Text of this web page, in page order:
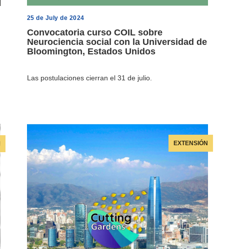
25 de July de 2024
Convocatoria curso COIL sobre
Neurociencia social con la Universidad de
Bloomington, Estados Unidos
Las postulaciones cierran el 31 de julio.
EXTENSIÓN